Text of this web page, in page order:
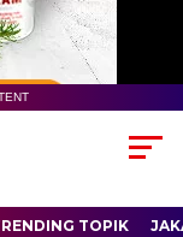
TOPIK